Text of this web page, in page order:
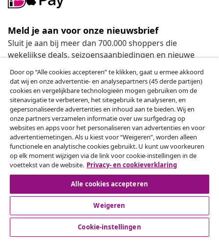
Meld je aan voor onze nieuwsbrief
Sluit je aan bij meer dan 700.000 shoppers die
wekelijkse deals, seizoensaanbiedingen en nieuwe
Onze sociale media
Herroeping van de overeenkomst
Een annulering voor je bestelling indienen
Herroeping van de overeenkomst
Klantenservice
Door op “Alle cookies accepteren” te klikken, gaat u ermee akkoord
dat wij en onze advertentie- en analysepartners (45 derde partijen)
cookies en vergelijkbare technologieën mogen gebruiken om de
sitenavigatie te verbeteren, het sitegebruik te analyseren, en
gepersonaliseerde advertenties en inhoud aan te bieden. Wij en
onze partners verzamelen informatie over uw surfgedrag op
websites en apps voor het personaliseren van advertenties en voor
advertentiemetingen. Als u kiest voor “Weigeren”, worden alleen
functionele en analytische cookies gebruikt. U kunt uw voorkeuren
op elk moment wijzigen via de link voor cookie-instellingen in de
voettekst van de website. Privacy- en cookieverklaring
Alle cookies accepteren
Weigeren
Cookie-instellingen